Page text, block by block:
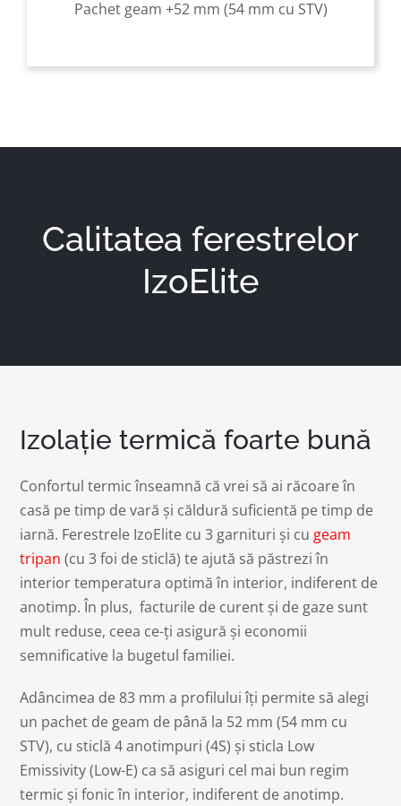
Pachet geam +52 mm (54 mm cu STV)
Calitatea ferestrelor
IzoElite
Izolație termică foarte bună
Confortul termic înseamnă că vrei să ai răcoare în
casă pe timp de vară și căldură suficientă pe timp de
iarnă. Ferestrele IzoElite cu 3 garnituri și cugeam
tripan (cu 3 foi de sticlă) te ajută să păstrezi în
interior temperatura optimă în interior, indiferent de
anotimp. În plus, facturile de curent și de gaze sunt
mult reduse, ceea ce-ți asigură și economii
semnificative la bugetul familiei.
Adâncimea de 83 mm a profilului îți permite să alegi
un pachet de geam de până la 52 mm (54 mm cu
STV), cu sticlă 4 anotimpuri (4S) și sticla Low
Emissivity (Low-E) ca să asiguri cel mai bun regim
termic și fonic în interior, indiferent de anotimp.